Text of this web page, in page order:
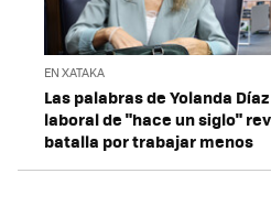
EN XATAKA
Las palabras de Yolanda
laboral de "hace un siglo"
batalla por trabajar menos